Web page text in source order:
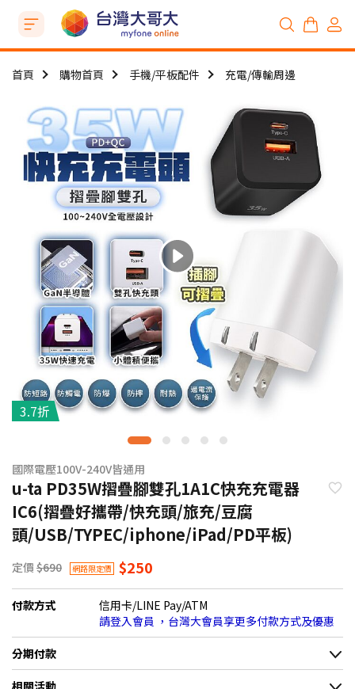
首頁 購物首頁 手機/平板配件 充電/傳輸周邊
3.7折
國際電壓100V-240V皆通用
u-ta PD35W摺疊腳雙孔1A1C快充充電器
IC6(摺疊好攜帶/快充頭/旅充/豆腐
頭/USB/TYPEC/iphone/iPad/PD平板)
定價 $690 網路限定價 $250
付款方式
信用卡/LINE Pay/ATM
請登入會員 ，台灣大會員享更多付款方式及優惠
分期付款
＊實際可分期數、適用利率，請以購物車顯示為主
相關活動